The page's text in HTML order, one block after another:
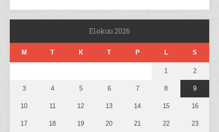
Elokuu 2026
M T K T P L S
1 2
3 4 5 6 7 8 9
10 11 12 13 14 15 16
17 18 19 20 21 22 23